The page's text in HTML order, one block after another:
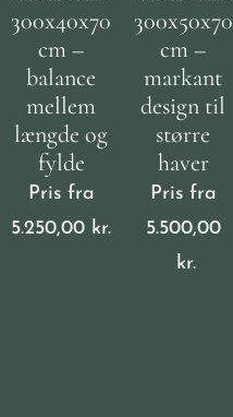
300x40x70
cm –
balance
mellem
længde og
fylde
Pris fra
5.250,00 kr.
300x50x70
cm –
markant
design til
større
haver
Pris fra
5.500,00
kr.